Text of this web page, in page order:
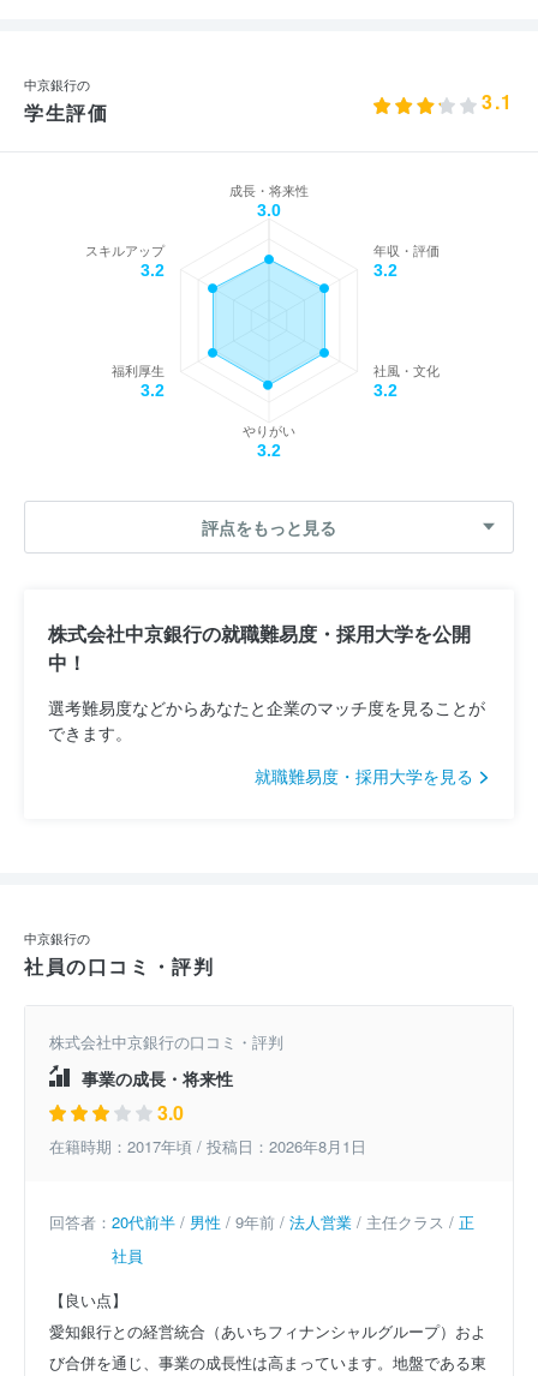
中京銀行の
学生評価 3.1
成長・将来性
3.0
年収・評価
3.2
社風・文化
3.2
やりがい
3.2
福利厚生
3.2
スキルアップ
3.2
評点をもっと見る
株式会社中京銀行の就職難易度・採用大学を公開
中！
選考難易度などからあなたと企業のマッチ度を見ることが
できます。
就職難易度・採用大学を見る
中京銀行の
社員の口コミ・評判
株式会社中京銀行の口コミ・評判
事業の成長・将来性
3.0
在籍時期：2017年頃 / 投稿日：2026年8月1日
回答者： 20代前半 / 男性 / 9年前 / 法人営業 / 主任クラス / 正
社員
【良い点】
愛知銀行との経営統合（あいちフィナンシャルグループ）およ
び合併を通じ、事業の成長性は高まっています。地盤である東